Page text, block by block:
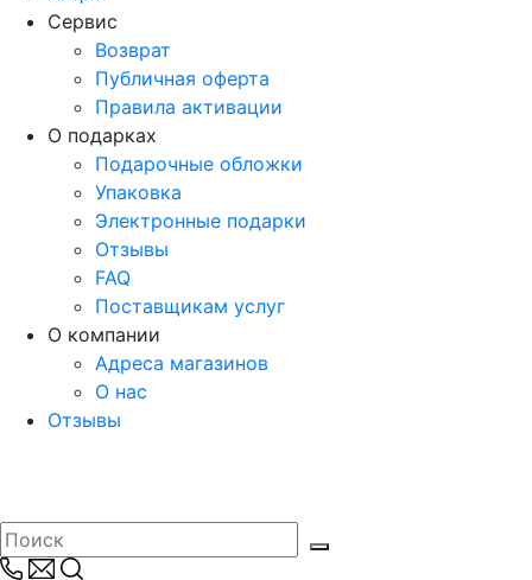
Сервис
Возврат
Публичная оферта
Правила активации
О подарках
Подарочные обложки
Упаковка
Электронные подарки
Отзывы
FAQ
Поставщикам услуг
О компании
Адреса магазинов
О нас
Отзывы